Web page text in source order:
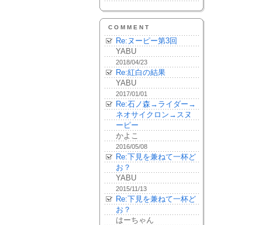
COMMENT
Re:ヌーピー第3回
YABU
2018/04/23
Re:紅白の結果
YABU
2017/01/01
Re:石ノ森→ライダー→
ネオサイクロン→スヌ
ーピー
かよこ
2016/05/08
Re:下見を兼ねて一杯ど
お？
YABU
2015/11/13
Re:下見を兼ねて一杯ど
お？
はーちゃん